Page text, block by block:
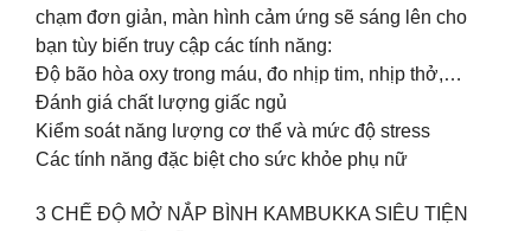
chạm đơn giản, màn hình cảm ứng sẽ sáng lên cho
bạn tùy biến truy cập các tính năng:
Độ bão hòa oxy trong máu, đo nhịp tim, nhịp thở,…
Đánh giá chất lượng giấc ngủ
Kiểm soát năng lượng cơ thể và mức độ stress
Các tính năng đặc biệt cho sức khỏe phụ nữ
3 CHẾ ĐỘ MỞ NẮP BÌNH KAMBUKKA SIÊU TIỆN